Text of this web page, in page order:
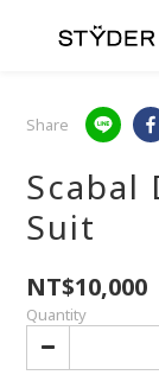
Share
Scabal
Suit
NT$10,000
Quantity